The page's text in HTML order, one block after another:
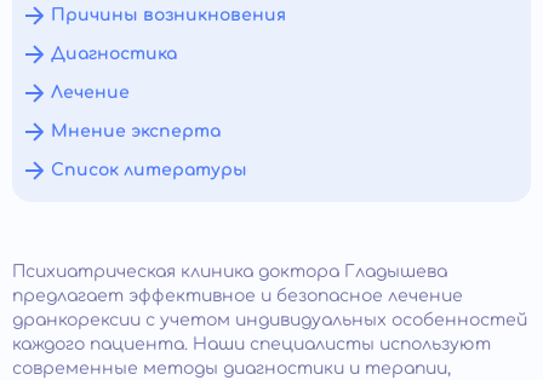
Причины возникновения
Диагностика
Лечение
Мнение эксперта
Список литературы
Психиатрическая клиника доктора Гладышева
предлагает эффективное и безопасное лечение
дранкорексии с учетом индивидуальных особенностей
каждого пациента. Наши специалисты используют
современные методы диагностики и терапии,